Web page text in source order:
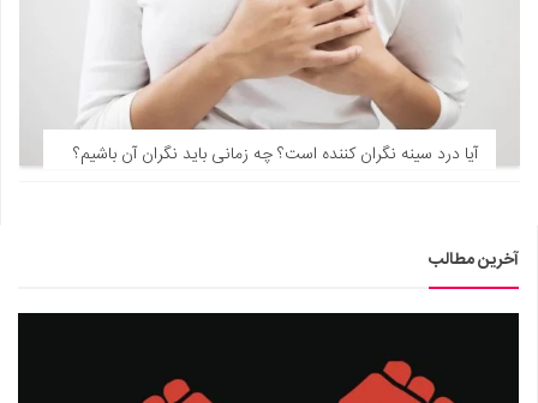
آیا درد سینه نگران کننده‌ است؟ چه زمانی باید نگران آن باشیم؟
آخرین مطالب